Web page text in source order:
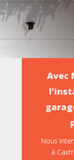
Avec
Nous
à